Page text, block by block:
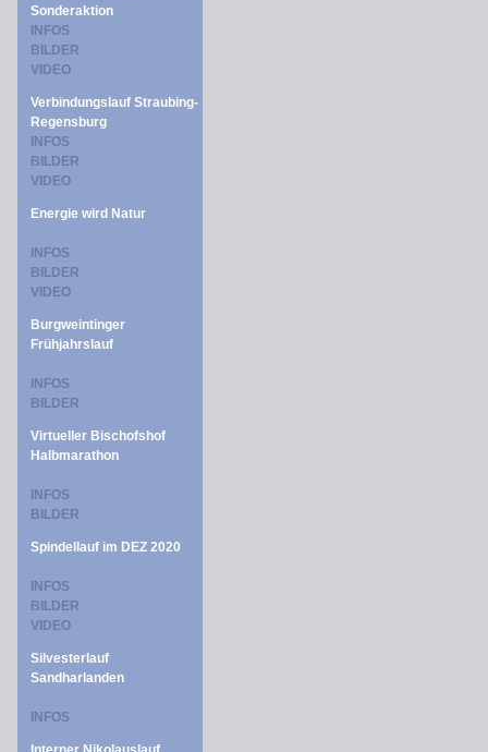
Sonderaktion
INFOS
BILDER
VIDEO
Verbindungslauf Straubing-
Regensburg
INFOS
BILDER
VIDEO
Energie wird Natur
INFOS
BILDER
VIDEO
Burgweintinger
Frühjahrslauf
INFOS
BILDER
Virtueller Bischofshof
Halbmarathon
INFOS
BILDER
Spindellauf im DEZ 2020
INFOS
BILDER
VIDEO
Silvesterlauf
Sandharlanden
INFOS